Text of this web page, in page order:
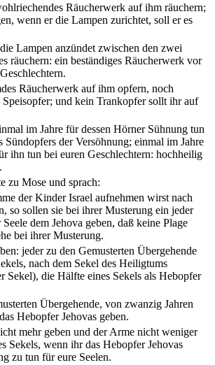
Räucherwerk auf ihm räuchern;
wenn er die Lampen zurichtet, soll er es
Lampen anzündet zwischen den zwei
räuchern: ein beständiges Räucherwerk vor
Räucherwerk auf ihm opfern, noch
und kein Trankopfer sollt ihr auf
im Jahre für dessen Hörner Sühnung tun
Sündopfers der Versöhnung; einmal im Jahre
ihn tun bei euren Geschlechtern: hochheilig
zu Mose und sprach:
der Kinder Israel aufnehmen wirst nach
so sollen sie bei ihrer Musterung ein jeder
dem Jehova geben, daß keine Plage
bei ihrer Musterung.
jeder zu den Gemusterten Übergehende
nach dem Sekel des Heiligtums
Sekel), die Hälfte eines Sekels als Hebopfer
Übergehende, von zwanzig Jahren
Hebopfer Jehovas geben.
mehr geben und der Arme nicht weniger
Sekels, wenn ihr das Hebopfer Jehovas
zu tun für eure Seelen.